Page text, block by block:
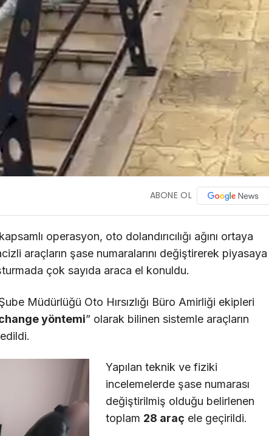
ABONE OL
operasyon, oto dolandırıcılığı ağını ortaya
araçların şase numaralarını değiştirerek piyasaya
çok sayıda araca el konuldu.
Müdürlüğü Oto Hırsızlığı Büro Amirliği ekipleri
yöntemi” olarak bilinen sistemle araçların
Yapılan teknik ve fiziki
incelemelerde şase numarası
değiştirilmiş olduğu belirlenen
toplam 28 araç ele geçirildi.